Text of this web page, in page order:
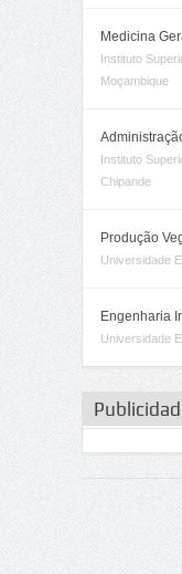
Medicina
Instituto
Moçambique
Instituto
Chipande
Produção
Universidade
Engenharia
Universidade